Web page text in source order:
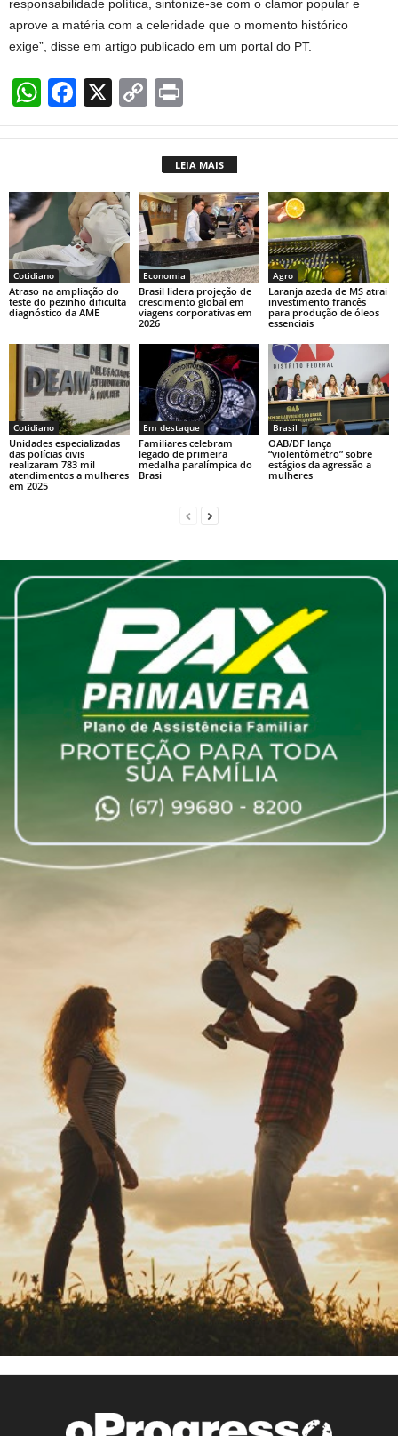
responsabilidade política, sintonize-se com o clamor popular e
aprove a matéria com a celeridade que o momento histórico
exige”, disse em artigo publicado em um portal do PT.
W
h
at
A
p
F
a
c
b
o
o
k
X
C
o
p
Li
n
k
in
t
LEIA MAIS
Cotidiano
Atraso na ampliação do
teste do pezinho dificulta
diagnóstico da AME
Economia
Brasil lidera projeção de
crescimento global em
viagens corporativas em
2026
Agro
Laranja azeda de MS atrai
investimento francês
para produção de óleos
essenciais
Cotidiano
Unidades especializadas
das polícias civis
realizaram 783 mil
atendimentos a mulheres
em 2025
Em destaque
Familiares celebram
legado de primeira
medalha paralímpica do
Brasi
Brasil
OAB/DF lança
“violentômetro” sobre
estágios da agressão a
mulheres